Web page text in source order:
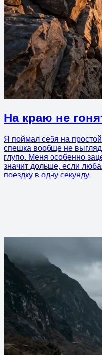
На краю не
Я поймал себя на
спешка вообще не
глупо. Меня особенно
значит дольше, если
поездку в одну секунду.